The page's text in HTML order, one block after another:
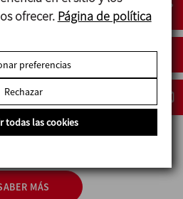
del grupo y, en
supuestas violaciones) de
INOXPA se comprometen a
de los sujetos y hechos
como la identidad del
MÁS
ofrecer. Página de política
preferencias
Rechazar
todas las cookies